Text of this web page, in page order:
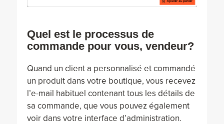
Quel est le processus de
commande pour vous, vendeur?
Quand un client a personnalisé et commandé
un produit dans votre boutique, vous recevez
l’e-mail habituel contenant tous les détails de
sa commande, que vous pouvez également
voir dans votre interface d’administration.